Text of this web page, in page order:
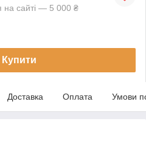
на сайті — 5 000 ₴
Купити
Доставка Оплата Умови